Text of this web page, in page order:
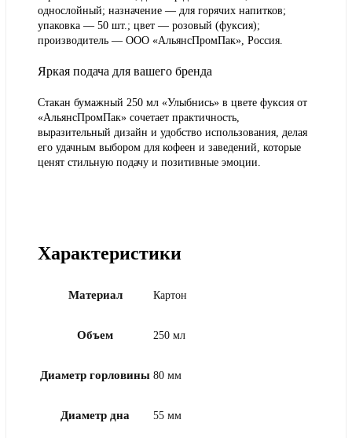
однослойный; назначение — для горячих напитков;
упаковка — 50 шт.; цвет — розовый (фуксия);
производитель — ООО «АльянсПромПак», Россия.
Яркая подача для вашего бренда
Стакан бумажный 250 мл «Улыбнись» в цвете фуксия от
«АльянсПромПак» сочетает практичность,
выразительный дизайн и удобство использования, делая
его удачным выбором для кофеен и заведений, которые
ценят стильную подачу и позитивные эмоции.
Характеристики
Материал Картон
Объем 250 мл
Диаметр горловины 80 мм
Диаметр дна 55 мм